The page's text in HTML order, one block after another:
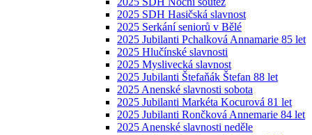
2025 SDH Hasičská slavnost
2025 Serkání seniorů v Bělé
2025 Jubilanti Pchalková Annamarie 85 let
2025 Hlučínské slavnosti
2025 Myslivecká slavnost
2025 Jubilanti Štefaňák Štefan 88 let
2025 Anenské slavnosti sobota
2025 Jubilanti Markéta Kocurová 81 let
2025 Jubilanti Rončková Annemarie 84 let
2025 Anenské slavnosti neděle